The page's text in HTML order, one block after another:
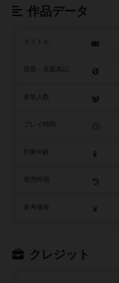
作品データ
タイトル
参加人数
参考価格
クレジット